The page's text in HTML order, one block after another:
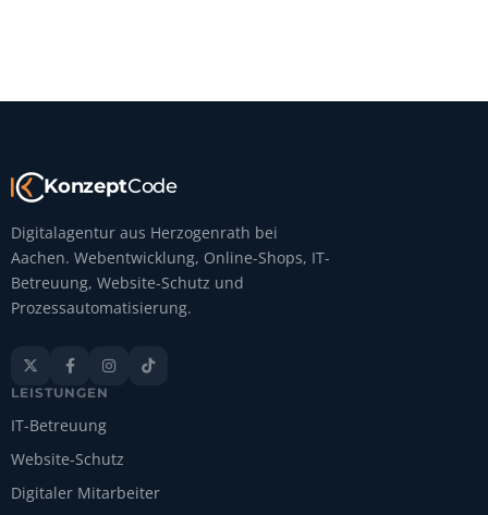
KonzeptCode
Digitalagentur aus Herzogenrath bei
Aachen. Webentwicklung, Online-Shops, IT-
Betreuung, Website-Schutz und
Prozessautomatisierung.
   
LEISTUNGEN
IT-Betreuung
Website-Schutz
Digitaler Mitarbeiter